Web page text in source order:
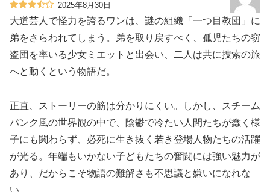
2025年8月30日
大道芸人で怪力を誇るワンは、謎の組織「一つ目教団」に
弟をさらわれてしまう。弟を取り戻すべく、孤児たちの窃
盗団を率いる少女ミエットと出会い、二人は共に捜索の旅
へと動くという物語だ。
正直、ストーリーの筋は分かりにくい。しかし、スチーム
パンク風の世界観の中で、陰鬱で冷たい人間たちが蠢く様
子にも関わらず、必死に生き抜く若き登場人物たちの活躍
が光る。年端もいかない子どもたちの奮闘には強い魅力が
あり、だからこそ物語の難解さも不思議と嫌いになれな